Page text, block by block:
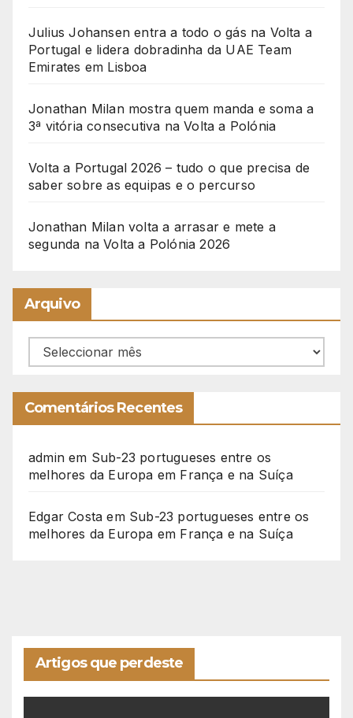
Julius Johansen entra a todo o gás na Volta a
Portugal e lidera dobradinha da UAE Team
Emirates em Lisboa
Jonathan Milan mostra quem manda e soma a
3ª vitória consecutiva na Volta a Polónia
Volta a Portugal 2026 – tudo o que precisa de
saber sobre as equipas e o percurso
Jonathan Milan volta a arrasar e mete a
segunda na Volta a Polónia 2026
Arquivo
Arquivo
Comentários Recentes
admin em Sub-23 portugueses entre os
melhores da Europa em França e na Suíça
Edgar Costa em Sub-23 portugueses entre os
melhores da Europa em França e na Suíça
Artigos que perdeste